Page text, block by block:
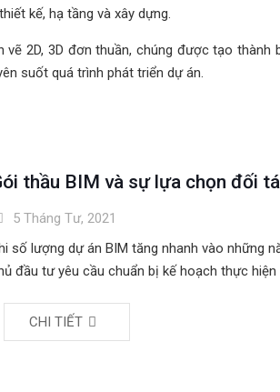
kế, hạ tầng và xây dựng.
2D, 3D đơn thuần, chúng được tạo thành
suốt quá trình phát triển dự án.
thầu BIM và sự lựa chọn đối
5 Tháng Tư, 2021
số lượng dự án BIM tăng nhanh vào những
đầu tư yêu cầu chuẩn bị kế hoạch thực hiện
CHI TIẾT